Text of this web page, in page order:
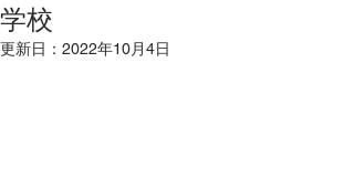
学校
更新日： 2022年10月4日